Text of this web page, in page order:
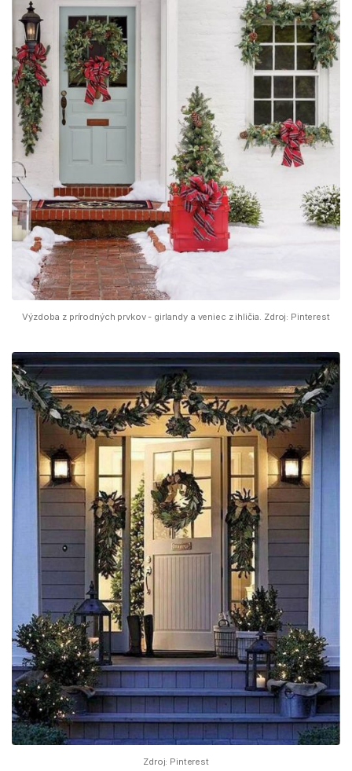
Výzdoba z prírodných prvkov - girlandy a veniec z ihličia. Zdroj: Pinterest
Zdroj: Pinterest